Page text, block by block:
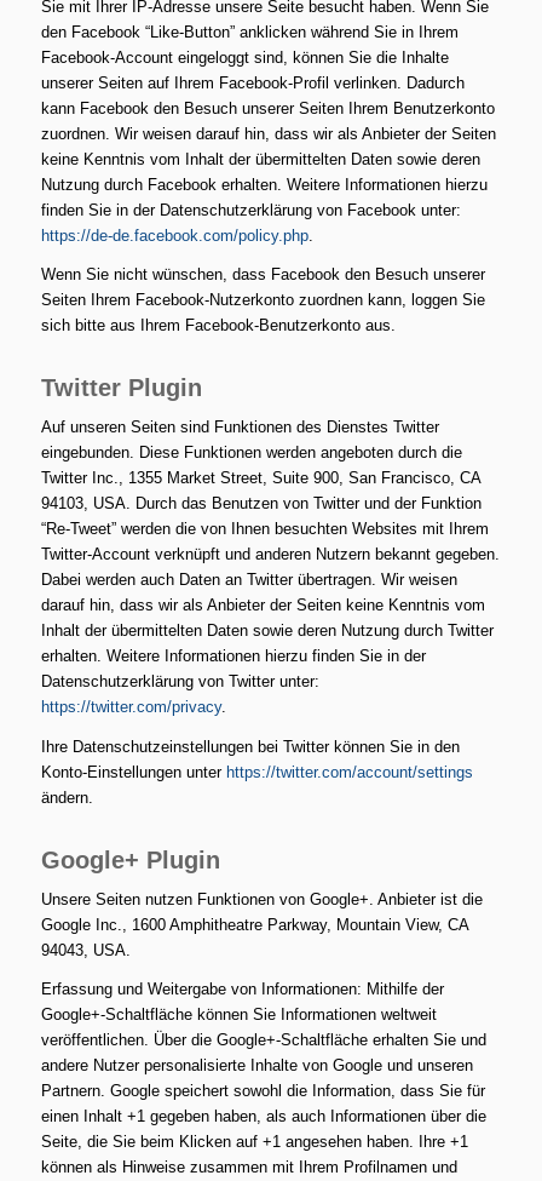
Sie mit Ihrer IP-Adresse unsere Seite besucht haben. Wenn Sie
den Facebook “Like-Button” anklicken während Sie in Ihrem
Facebook-Account eingeloggt sind, können Sie die Inhalte
unserer Seiten auf Ihrem Facebook-Profil verlinken. Dadurch
kann Facebook den Besuch unserer Seiten Ihrem Benutzerkonto
zuordnen. Wir weisen darauf hin, dass wir als Anbieter der Seiten
keine Kenntnis vom Inhalt der übermittelten Daten sowie deren
Nutzung durch Facebook erhalten. Weitere Informationen hierzu
finden Sie in der Datenschutzerklärung von Facebook unter:
https://de-de.facebook.com/policy.php.
Wenn Sie nicht wünschen, dass Facebook den Besuch unserer
Seiten Ihrem Facebook-Nutzerkonto zuordnen kann, loggen Sie
sich bitte aus Ihrem Facebook-Benutzerkonto aus.
Twitter Plugin
Auf unseren Seiten sind Funktionen des Dienstes Twitter
eingebunden. Diese Funktionen werden angeboten durch die
Twitter Inc., 1355 Market Street, Suite 900, San Francisco, CA
94103, USA. Durch das Benutzen von Twitter und der Funktion
“Re-Tweet” werden die von Ihnen besuchten Websites mit Ihrem
Twitter-Account verknüpft und anderen Nutzern bekannt gegeben.
Dabei werden auch Daten an Twitter übertragen. Wir weisen
darauf hin, dass wir als Anbieter der Seiten keine Kenntnis vom
Inhalt der übermittelten Daten sowie deren Nutzung durch Twitter
erhalten. Weitere Informationen hierzu finden Sie in der
Datenschutzerklärung von Twitter unter:
https://twitter.com/privacy.
Ihre Datenschutzeinstellungen bei Twitter können Sie in den
Konto-Einstellungen unter https://twitter.com/account/settings
ändern.
Google+ Plugin
Unsere Seiten nutzen Funktionen von Google+. Anbieter ist die
Google Inc., 1600 Amphitheatre Parkway, Mountain View, CA
94043, USA.
Erfassung und Weitergabe von Informationen: Mithilfe der
Google+-Schaltfläche können Sie Informationen weltweit
veröffentlichen. Über die Google+-Schaltfläche erhalten Sie und
andere Nutzer personalisierte Inhalte von Google und unseren
Partnern. Google speichert sowohl die Information, dass Sie für
einen Inhalt +1 gegeben haben, als auch Informationen über die
Seite, die Sie beim Klicken auf +1 angesehen haben. Ihre +1
können als Hinweise zusammen mit Ihrem Profilnamen und